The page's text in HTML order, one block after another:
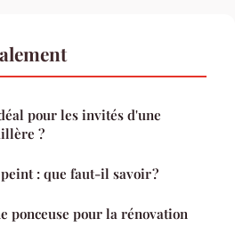
pour les invités d'une
?
: que faut-il savoir ?
ponceuse pour la rénovation